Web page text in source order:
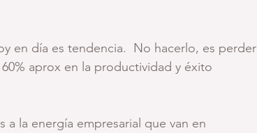
en día es tendencia.  No hacerlo, es perder
aprox en la productividad y éxito
la energía empresarial que van en